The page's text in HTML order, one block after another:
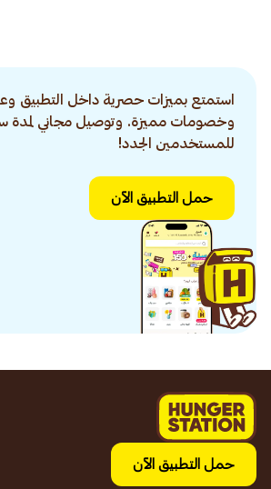
استمتع بميزات حصرية داخل التطبيق
وخصومات مميزة. وتوصيل مجاني لمدة
للمستخدمين الجدد!
حمل التطبيق الآن
حمل التطبيق الآن